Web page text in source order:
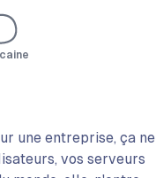
une entreprise, ça ne
vos serveurs